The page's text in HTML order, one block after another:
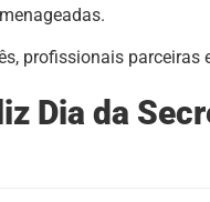
profissionais
Dia da